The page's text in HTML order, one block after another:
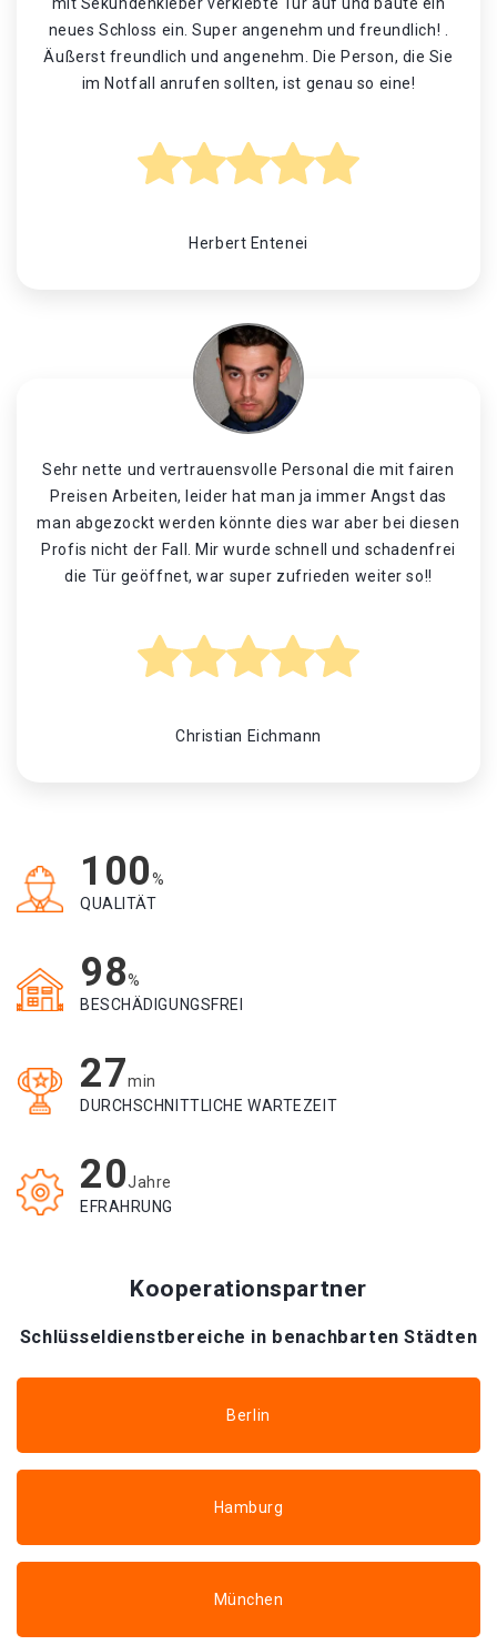
neues Schloss ein. Super angenehm und freundlich! .
Äußerst freundlich und angenehm. Die Person, die Sie
im Notfall anrufen sollten, ist genau so eine!
Herbert Entenei
Sehr nette und vertrauensvolle Personal die mit fairen
Preisen Arbeiten, leider hat man ja immer Angst das
man abgezockt werden könnte dies war aber bei diesen
Profis nicht der Fall. Mir wurde schnell und schadenfrei
die Tür geöffnet, war super zufrieden weiter so!!
Christian Eichmann
100%
QUALITÄT
98%
BESCHÄDIGUNGSFREI
27min
DURCHSCHNITTLICHE WARTEZEIT
20Jahre
EFRAHRUNG
Kooperationspartner
Schlüsseldienstbereiche in benachbarten Städten
Berlin
Hamburg
München